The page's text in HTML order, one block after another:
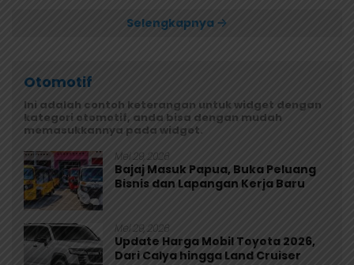
Selengkapnya
Otomotif
Ini adalah contoh keterangan untuk widget dengan
kategori otomotif, anda bisa dengan mudah
memasukkannya pada widget.
Mei 29, 2026
Bajaj Masuk Papua, Buka Peluang
Bisnis dan Lapangan Kerja Baru
Mei 29, 2026
Update Harga Mobil Toyota 2026,
Dari Calya hingga Land Cruiser